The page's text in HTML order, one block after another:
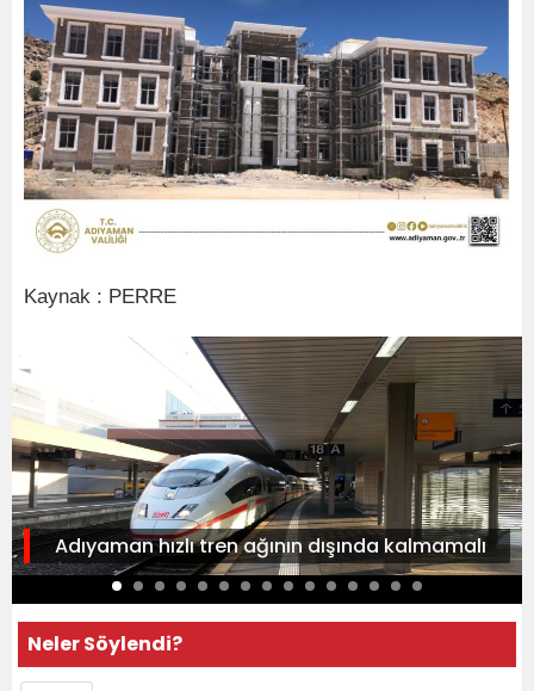
Kaynak : PERRE
Adıyaman hızlı tren ağının dışında kalmamalı
Neler Söylendi?